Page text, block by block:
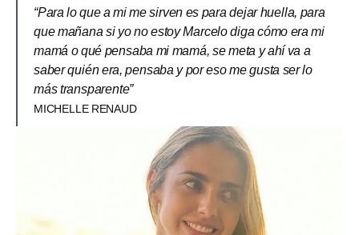
“Para lo que a mi me sirven es para dejar huella, para
que mañana si yo no estoy Marcelo diga cómo era mi
mamá o qué pensaba mi mamá, se meta y ahí va a
saber quién era, pensaba y por eso me gusta ser lo
más transparente”
MICHELLE RENAUD